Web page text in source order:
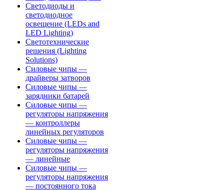
Светодиоды и
светодиодное
освещение (LEDs and
LED Lighting)
Светотехнические
решения (Lighting
Solutions)
Силовые чипы —
драйверы затворов
Силовые чипы —
зарядники батарей
Силовые чипы —
регуляторы напряжения
— контроллеры
линейных регуляторов
Силовые чипы —
регуляторы напряжения
— линейные
Силовые чипы —
регуляторы напряжения
— постоянного тока